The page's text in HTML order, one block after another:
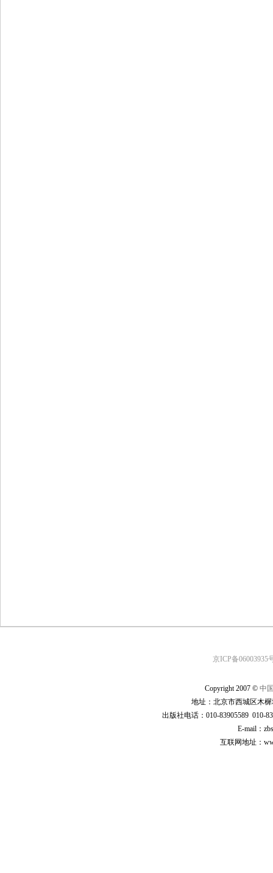
京ICP备06003935
Copyright 2007 © 中
地址：北京市西城区木
出版社电话：010-83905589 010-
E-mail：
互联网地址：